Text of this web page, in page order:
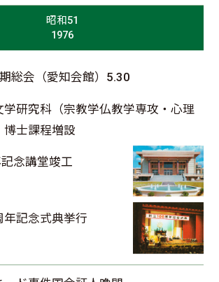
昭和51
1976
総会（愛知会館）5.30
学研究科（宗教学仏教学専攻・心理
博士課程増設
念講堂竣工
年記念式典挙行